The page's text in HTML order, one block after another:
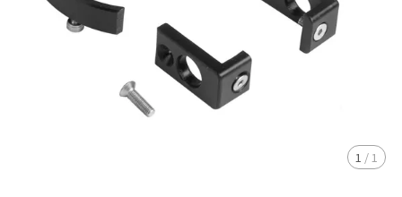
1 / 1